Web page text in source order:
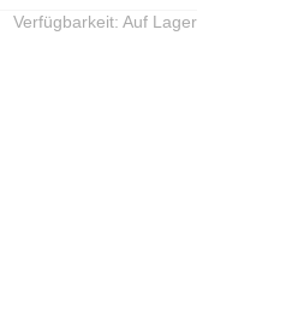
Verfügbarkeit: Auf Lager